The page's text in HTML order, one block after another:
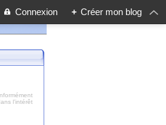
Connexion + Créer mon blog
l’intérêt